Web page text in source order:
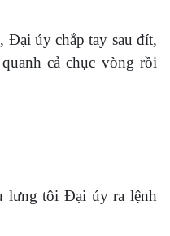
Đại úy chắp tay sau đít,
cả chục vòng rồi
lưng tôi Đại úy ra lệnh